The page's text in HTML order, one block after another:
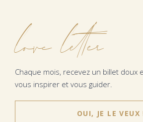
love letter
Chaque mois, recevez un billet doux
vous inspirer et vous guider.
OUI, JE LE VEUX